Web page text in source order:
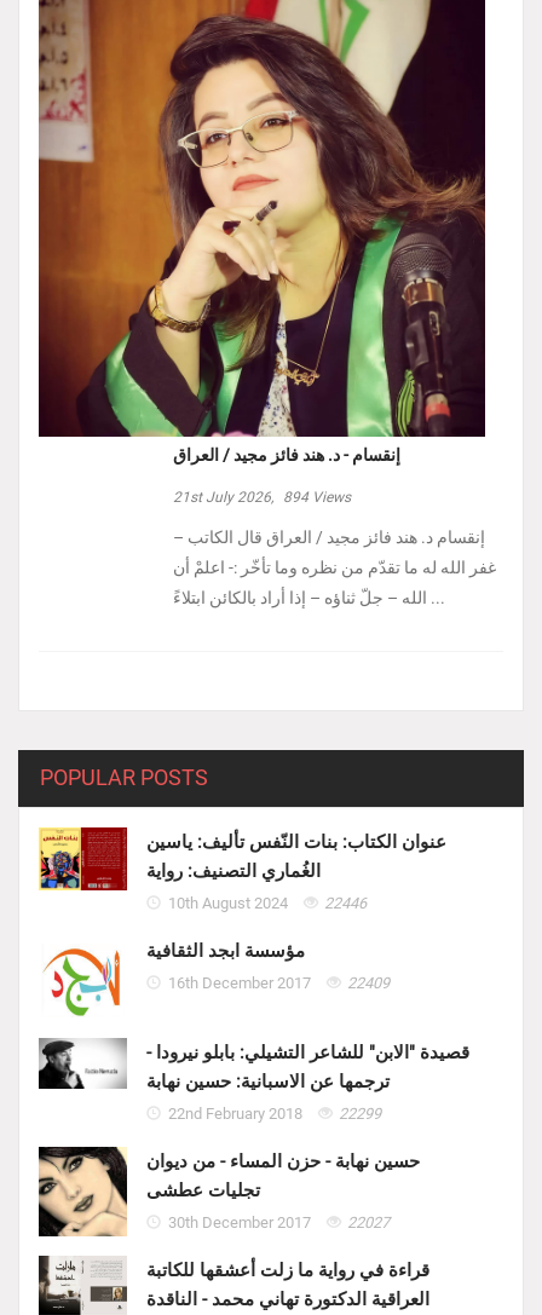
إنقسام - د. هند فائز مجيد / العراق
21st July 2026, 894Views
إنقسام د. هند فائز مجيد / العراق ‏قال الكاتب –
غفر الله له ما تقدّم من نظره وما تأخّر :- ‏اعلمْ أن
الله – جلّ ثناؤه – إذا أراد بالكائن ابتلاءً ...
POPULAR POSTS
عنوان الكتاب: بنات النّفس تأليف: ياسين
الغُماري التصنيف: رواية
10th August 2024 22446
مؤسسة ابجد الثقافية
16th December 2017 22409
قصيدة "الابن" للشاعر التشيلي: بابلو نيرودا -
ترجمها عن الاسبانية: حسين نهابة
22nd February 2018 22299
حسين نهابة - حزن المساء - من ديوان
تجليات عطشى
30th December 2017 22027
قراءة في رواية ما زلت أعشقها للكاتبة
العراقية الدكتورة تهاني محمد - الناقدة